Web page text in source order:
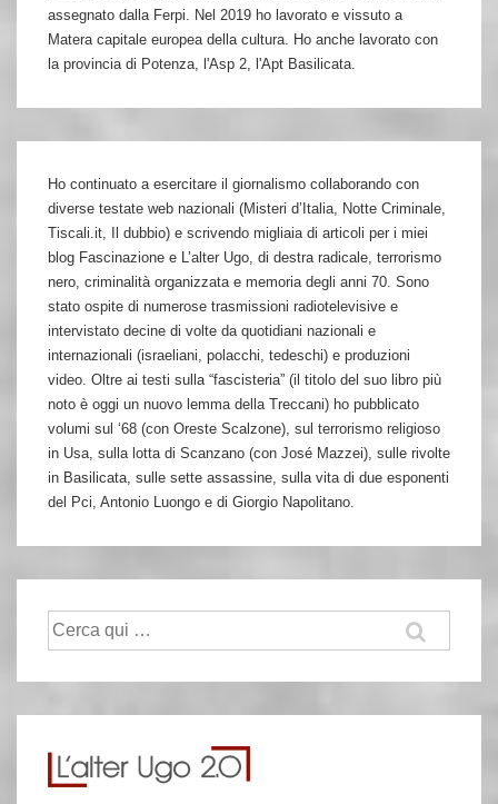
assegnato dalla Ferpi. Nel 2019 ho lavorato e vissuto a
Matera capitale europea della cultura. Ho anche lavorato con
la provincia di Potenza, l'Asp 2, l'Apt Basilicata.
Ho continuato a esercitare il giornalismo collaborando con
diverse testate web nazionali (Misteri d’Italia, Notte Criminale,
Tiscali.it, Il dubbio) e scrivendo migliaia di articoli per i miei
blog Fascinazione e L’alter Ugo, di destra radicale, terrorismo
nero, criminalità organizzata e memoria degli anni 70. Sono
stato ospite di numerose trasmissioni radiotelevisive e
intervistato decine di volte da quotidiani nazionali e
internazionali (israeliani, polacchi, tedeschi) e produzioni
video. Oltre ai testi sulla “fascisteria” (il titolo del suo libro più
noto è oggi un nuovo lemma della Treccani) ho pubblicato
volumi sul ‘68 (con Oreste Scalzone), sul terrorismo religioso
in Usa, sulla lotta di Scanzano (con José Mazzei), sulle rivolte
in Basilicata, sulle sette assassine, sulla vita di due esponenti
del Pci, Antonio Luongo e di Giorgio Napolitano.
Cerca: